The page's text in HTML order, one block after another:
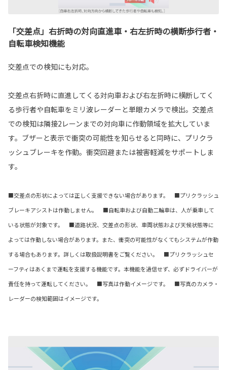
「交差点」右折時の対向直進車・右左折時の横断歩行者・
自転車検知機能
交差点での検知にも対応。
交差点右折時に直進してくる対向車および右左折時に横断してく
る歩行者や自転車をミリ波レーダーと単眼カメラで検出。交差点
での検知は隣接2レーンまでの対向車に作動領域を拡大していま
す。ブザーと表示で衝突の可能性を知らせると同時に、プリクラ
ッシュブレーキを作動。衝突回避または被害軽減をサポートしま
す。
■交差点の形状によっては正しく支援できない場合があります。 ■プリクラッシュ
ブレーキアシストは作動しません。 ■自転車および自動二輪車は、人が乗車して
いる状態が対象です。 ■道路状況、交差点の形状、車両状態および天候状態等に
よっては作動しない場合があります。また、衝突の可能性がなくてもシステムが作動
する場合もあります。詳しくは取扱説明書をご覧ください。 ■プリクラッシュセ
ーフティはあくまで運転を支援する機能です。本機能を過信せず、必ずドライバーが
責任を持って運転してください。 ■写真は作動イメージです。 ■写真のカメラ・
レーダーの検知範囲はイメージです。